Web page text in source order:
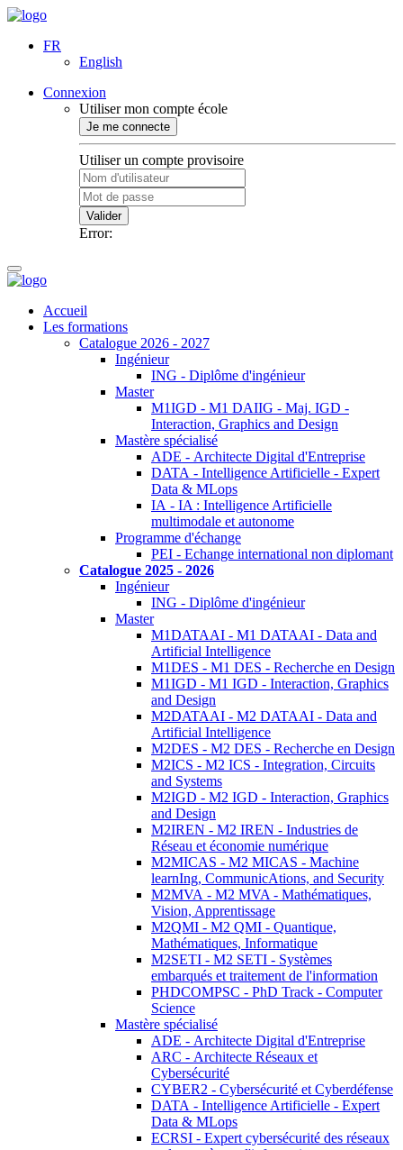
FR
English
Connexion
Utiliser mon compte école
Je me connecte
Utiliser un compte provisoire
Valider
Error:
Accueil
Les formations
Catalogue 2026 - 2027
Ingénieur
ING - Diplôme d'ingénieur
Master
M1IGD - M1 DAIIG - Maj. IGD -
Interaction, Graphics and Design
Mastère spécialisé
ADE - Architecte Digital d'Entreprise
DATA - Intelligence Artificielle - Expert
Data & MLops
IA - IA : Intelligence Artificielle
multimodale et autonome
Programme d'échange
PEI - Echange international non diplomant
Catalogue 2025 - 2026
Ingénieur
ING - Diplôme d'ingénieur
Master
M1DATAAI - M1 DATAAI - Data and
Artificial Intelligence
M1DES - M1 DES - Recherche en Design
M1IGD - M1 IGD - Interaction, Graphics
and Design
M2DATAAI - M2 DATAAI - Data and
Artificial Intelligence
M2DES - M2 DES - Recherche en Design
M2ICS - M2 ICS - Integration, Circuits
and Systems
M2IGD - M2 IGD - Interaction, Graphics
and Design
M2IREN - M2 IREN - Industries de
Réseau et économie numérique
M2MICAS - M2 MICAS - Machine
learnIng, CommunicAtions, and Security
M2MVA - M2 MVA - Mathématiques,
Vision, Apprentissage
M2QMI - M2 QMI - Quantique,
Mathématiques, Informatique
M2SETI - M2 SETI - Systèmes
embarqués et traitement de l'information
PHDCOMPSC - PhD Track - Computer
Science
Mastère spécialisé
ADE - Architecte Digital d'Entreprise
ARC - Architecte Réseaux et
Cybersécurité
CYBER2 - Cybersécurité et Cyberdéfense
DATA - Intelligence Artificielle - Expert
Data & MLops
ECRSI - Expert cybersécurité des réseaux